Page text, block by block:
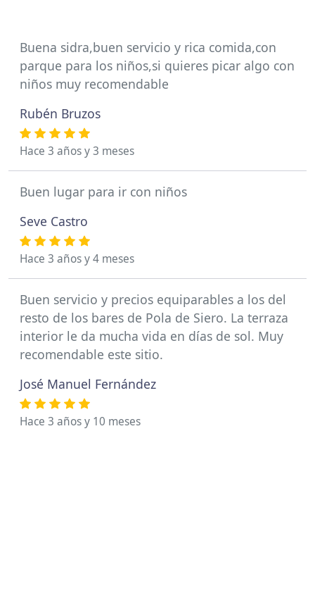
Buena sidra,buen servicio y rica comida,con
parque para los niños,si quieres picar algo con
niños muy recomendable
Rubén Bruzos
Hace 3 años y 3 meses
Buen lugar para ir con niños
Seve Castro
Hace 3 años y 4 meses
Buen servicio y precios equiparables a los del
resto de los bares de Pola de Siero. La terraza
interior le da mucha vida en días de sol. Muy
recomendable este sitio.
José Manuel Fernández
Hace 3 años y 10 meses